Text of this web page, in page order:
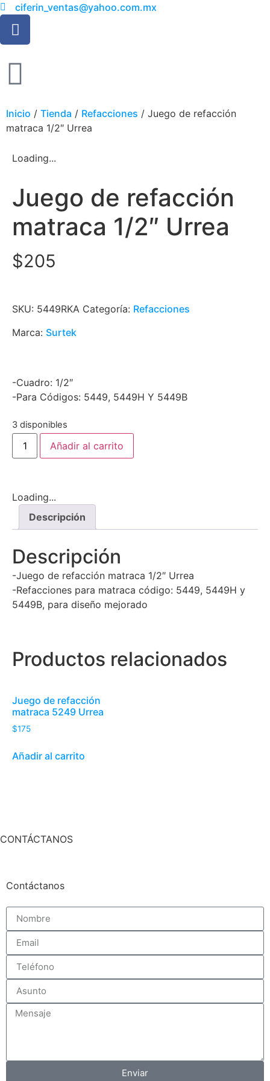
ciferin_ventas@yahoo.com.mx
Inicio / Tienda / Refacciones / Juego de refacción
matraca 1/2″ Urrea
Loading...
Juego de refacción
matraca 1/2″ Urrea
$205
SKU: 5449RKA Categoría: Refacciones
Marca: Surtek
-Cuadro: 1/2″
-Para Códigos: 5449, 5449H Y 5449B
3 disponibles
Añadir al carrito
Loading...
Descripción
Descripción
-Juego de refacción matraca 1/2″ Urrea
-Refacciones para matraca código: 5449, 5449H y
5449B, para diseño mejorado
Productos relacionados
Juego de refacción
matraca 5249 Urrea
$175
Añadir al carrito
CONTÁCTANOS
Contáctanos
Enviar